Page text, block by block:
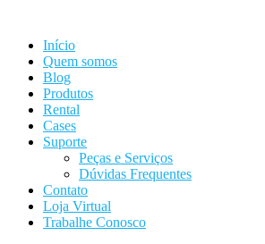
conteúdo
Início
Quem somos
Blog
Produtos
Rental
Cases
Suporte
Peças e Serviços
Dúvidas Frequentes
Contato
Loja Virtual
Trabalhe Conosco